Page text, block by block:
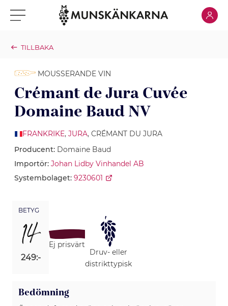
Klicka för meny Klicka
TILLBAKA
MOUSSERANDE VIN
Crémant de Jura Cuvée
Domaine Baud NV
FRANKRIKE, JURA, CRÉMANT DU JURA
Producent: Domaine Baud
Importör: Johan Lidby Vinhandel AB
Systembolaget: 9230601
BETYG
14
249:-
Ej prisvärt
Druv- eller
distrikttypisk
Bedömning